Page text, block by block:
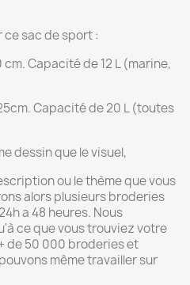
sac de sport :
Capacité de 12 L (marine,
Capacité de 20 L (toutes
dessin que le visuel,
ou le thème que vous
alors plusieurs broderies
a 48 heures. Nous
ce que vous trouviez votre
de 50 000 broderies et
même travailler sur